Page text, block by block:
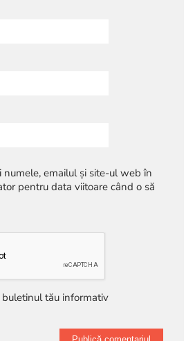
numele, emailul și site-ul web în
pentru data viitoare când o să
tău informativ